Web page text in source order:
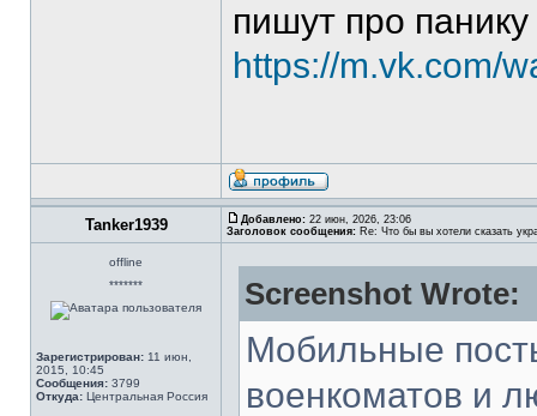
пишут про
https://m.vk.com/
Tanker1939 Добавлено: 22 июн, 2026, 23:06
Заголовок сообщения: Re: Что бы вы хотели сказать
offline
*******
Зарегистрирован: 11 июн,
2015, 10:45
Сообщения: 3799
Откуда: Центральная Россия
Screenshot Wrote:
Мобильные
военкоматов и